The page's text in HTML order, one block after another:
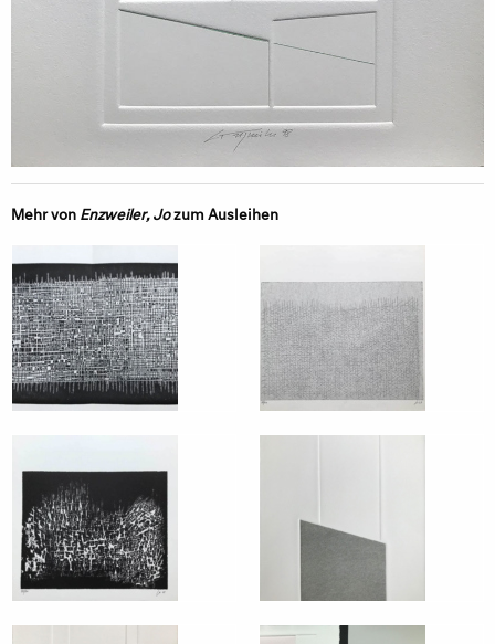
Mehr vonEnzweiler, Jozum Ausleihen